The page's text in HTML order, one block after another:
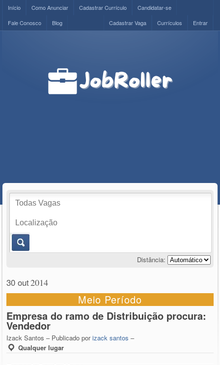
Início Como Anunciar Cadastrar Currículo
Candidatar-se
Fale Conosco
Blog Entrar
Currículos
Cadastrar Vaga
Distância:
30 out2014
Meio Período
Empresa do ramo de Distribuição procura:
Vendedor
Izack Santos – Publicado porizack santos –
Qualquer lugar